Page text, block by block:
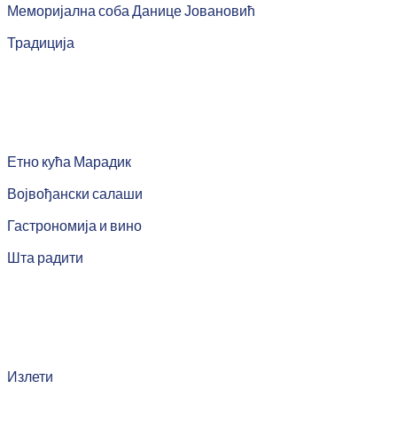
Меморијална соба Данице Јовановић
Традиција
Етно кућа Марадик
Војвођански салаши
Гастрономија и вино
Шта радити
Излети